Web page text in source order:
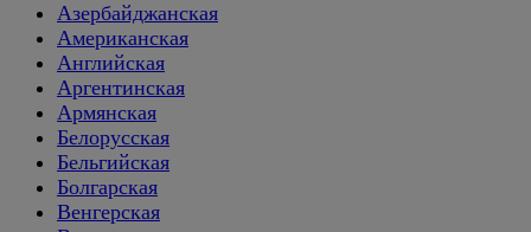
Азербайджанская
Американская
Английская
Аргентинская
Армянская
Белорусская
Бельгийская
Болгарская
Венгерская